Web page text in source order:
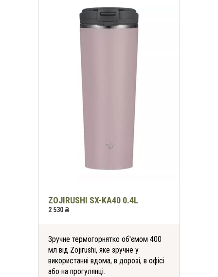
ZOJIRUSHI SX-KA40 0.4L
2 530 ₴
Зручне термогорнятко об'ємом 400
мл від Zojirushi, яке зручне у
використанні вдома, в дорозі, в офісі
або на прогулянці.